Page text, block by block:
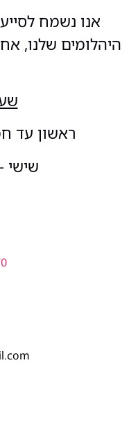
אנו נשמח
היהלומים שלנו,
ראשון עד חמישי –
שישי – 08:00-